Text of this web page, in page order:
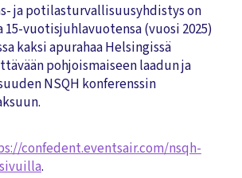
ja potilasturvallisuusyhdistys on
15-vuotisjuhlavuotensa (vuosi 2025)
kaksi apurahaa Helsingissä
pohjoismaiseen laadun ja
NSQH konferenssin
confedent.eventsair.com/nsqh-
.